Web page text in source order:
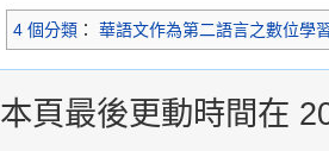
4 個分類 ： 華語文作為第二語言之數位學
本頁最後更動時間在